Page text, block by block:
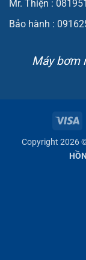
Mr. Thiện :
Bảo hành :
Máy bơm
Copyright 2026